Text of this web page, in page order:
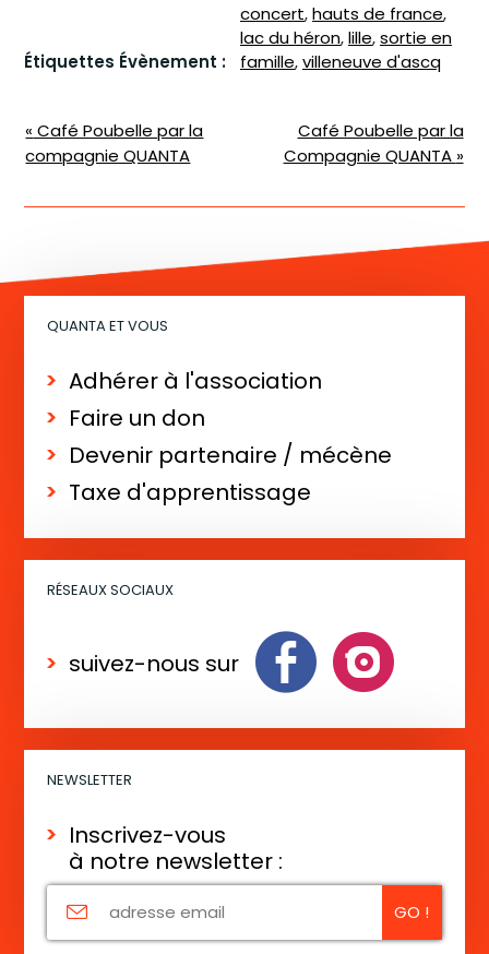
Étiquettes Évènement :
concert,hauts de france,
lac du héron,lille,sortie en
famille,villeneuve d'ascq
N
a
v
g
a
è
t
« Café Poubelle par la
compagnie QUANTA
Café Poubelle par la
Compagnie QUANTA »
QUANTA ET VOUS
Adhérer à l'association
Faire un don
Devenir partenaire / mécène
Taxe d'apprentissage
RÉSEAUX SOCIAUX
suivez-nous sur
NEWSLETTER
Inscrivez-vous
à notre newsletter :